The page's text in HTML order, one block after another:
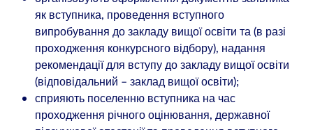
як вступника, проведення вступного
випробування до закладу вищої освіти та (в разі
проходження конкурсного відбору), надання
рекомендації для вступу до закладу вищої освіти
(відповідальний – заклад вищої освіти);
сприяють поселенню вступника на час
проходження річного оцінювання, державної